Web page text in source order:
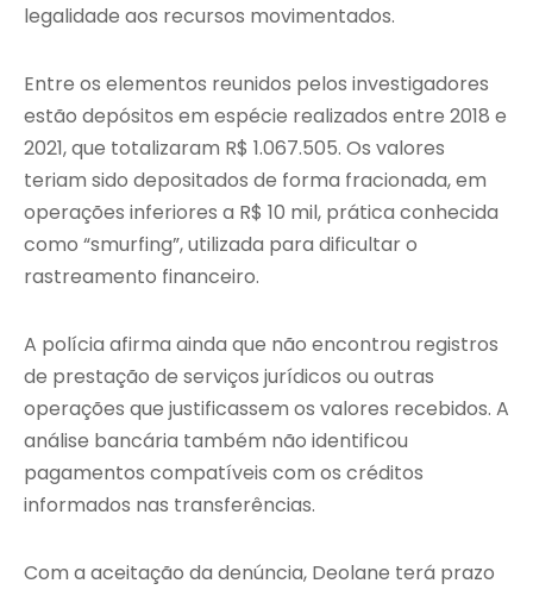
legalidade aos recursos movimentados.
Entre os elementos reunidos pelos investigadores
estão depósitos em espécie realizados entre 2018 e
2021, que totalizaram R$ 1.067.505. Os valores
teriam sido depositados de forma fracionada, em
operações inferiores a R$ 10 mil, prática conhecida
como “smurfing”, utilizada para dificultar o
rastreamento financeiro.
A polícia afirma ainda que não encontrou registros
de prestação de serviços jurídicos ou outras
operações que justificassem os valores recebidos. A
análise bancária também não identificou
pagamentos compatíveis com os créditos
informados nas transferências.
Com a aceitação da denúncia, Deolane terá prazo